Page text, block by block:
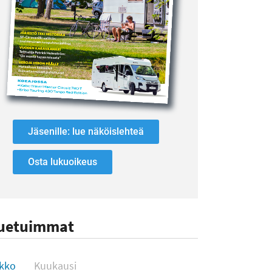
Jäsenille: lue näköislehteä
Osta lukuoikeus
Kuukausi